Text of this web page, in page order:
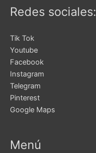
Redes sociales:
Tik Tok
Youtube
Facebook
Instagram
Telegram
Pinterest
Google Maps
Menú